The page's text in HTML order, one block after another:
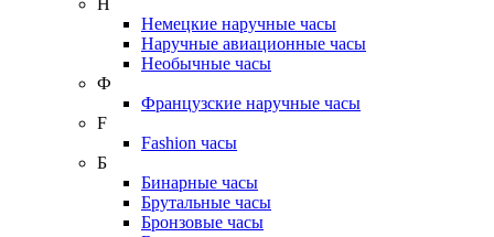
Н
Немецкие наручные часы
Наручные авиационные часы
Необычные часы
Ф
Французские наручные часы
F
Fashion часы
Б
Бинарные часы
Брутальные часы
Бронзовые часы